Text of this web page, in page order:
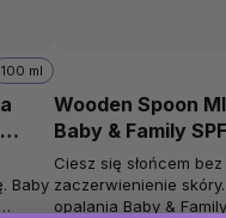
100 ml
Baby
Wooden Spoon
Baby & Family
cynk, Tuba, 150
Ciesz się słońcem
zaczerwienienie
opalania Baby &